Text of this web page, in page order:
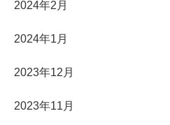
2024年2月
2024年1月
2023年12月
2023年11月